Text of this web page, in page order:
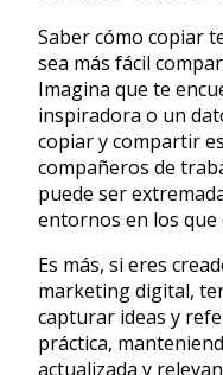
Saber cómo copiar
sea más fácil
Imagina que te
inspiradora o un
copiar y compartir
compañeros de
puede ser
entornos en los que
Es más, si eres
marketing digital,
capturar ideas y
práctica,
actualizada y